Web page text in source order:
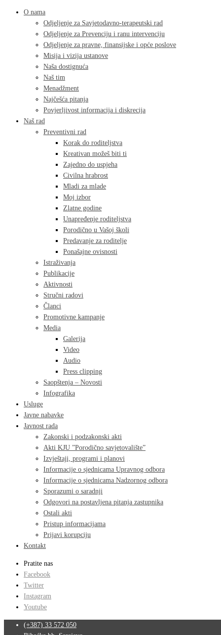
O nama
Odjeljenje za Savjetodavno-terapeutski rad
Odjeljenje za Prevenciju i ranu intervenciju
Odjeljenje za pravne, finansijske i opće poslove
Misija i vizija ustanove
Naša dostignuća
Naš tim
Menadžment
Najčešća pitanja
Povjerljivost informacija i diskrecija
Naš rad
Preventivni rad
Korak do roditeljstva
Kreativan možeš biti ti
Zajedno do uspjeha
Civilna hrabrost
Mladi za mlade
Moj izbor
Zlatne godine
Unapređenje roditeljstva
Porodično u Vašoj školi
Predavanje za roditelje
Ponašajne ovisnosti
Istraživanja
Publikacije
Aktivnosti
Stručni radovi
Članci
Promotivne kampanje
Media
Galerija
Video
Audio
Press clipping
Saopštenja – Novosti
Infografika
Usluge
Javne nabavke
Javnost rada
Zakonski i podzakonski akti
Akti KJU ”Porodično savjetovalište”
Izvještaji, programi i planovi
Informacije o sjednicama Upravnog odbora
Informacije o sjednicama Nadzornog odbora
Sporazumi o saradnji
Odgovori na postavljena pitanja zastupnika
Ostali akti
Pristup informacijama
Prijavi korupciju
Kontakt
Pratite nas
Facebook
Twitter
Instagram
Youtube
(+387) 33 572 050